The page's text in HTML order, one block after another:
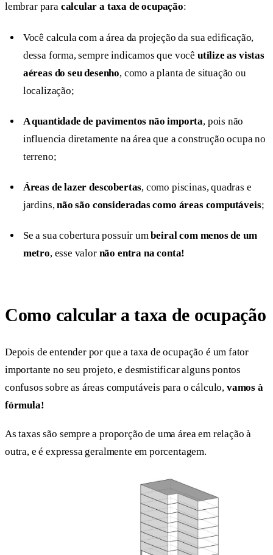
lembrar paracalcular a taxa de ocupação:
Você calcula com a área da projeção da sua edificação,
dessa forma, sempre indicamos que você utilize as vistas
aéreas do seu desenho, como a planta de situação ou
localização;
A quantidade de pavimentos não importa, pois não
influencia diretamente na área que a construção ocupa no
terreno;
Áreas de lazer descobertas, como piscinas, quadras e
jardins,não são consideradas como áreas computáveis;
Se a sua cobertura possuir umbeiral com menos de um
metro, esse valor não entra na conta!
Como calcular a taxa de ocupação
Depois de entender por que a taxa de ocupação é um fator
importante no seu projeto, e desmistificar alguns pontos
confusos sobre as áreas computáveis para o cálculo, vamos à
fórmula!
As taxas são sempre a proporção de uma área em relação à
outra, e é expressa geralmente em porcentagem.